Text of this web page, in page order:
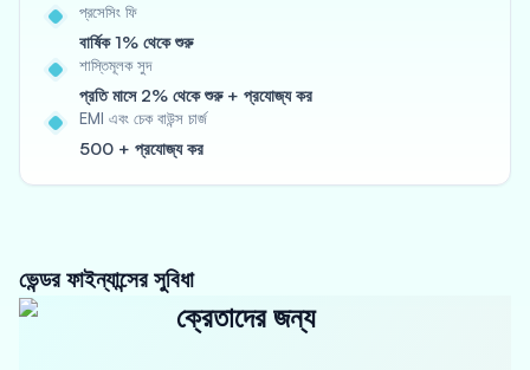
প্রসেসিং ফি
বার্ষিক 1% থেকে শুরু
শাস্তিমূলক সুদ
প্রতি মাসে 2% থেকে শুরু + প্রযোজ্য কর
EMI এবং চেক বাউন্স চার্জ
500 + প্রযোজ্য কর
ভেন্ডর ফাইন্যান্সের সুবিধা
ক্রেতাদের জন্য